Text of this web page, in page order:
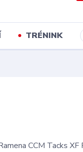
TRÉNINK
CCM Tacks XF